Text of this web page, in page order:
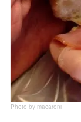
Photo by macaroni